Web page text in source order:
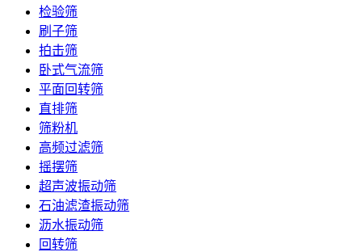
检验筛
刷子筛
拍击筛
卧式气流筛
平面回转筛
直排筛
筛粉机
高频过滤筛
摇摆筛
超声波振动筛
石油滤渣振动筛
沥水振动筛
回转筛